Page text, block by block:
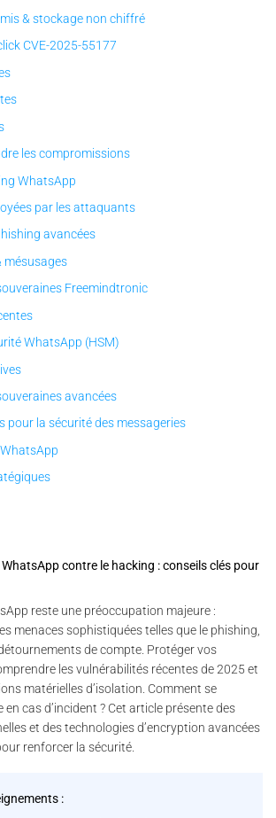
& stockage non chiffré
CVE-2025-55177
les compromissions
WhatsApp
par les attaquants
avancées
mésusages
Freemindtronic
WhatsApp (HSM)
avancées
pour la sécurité des messageries
contre le hacking : conseils clés pour
reste une préoccupation majeure :
menaces sophistiquées telles que le phishing,
de compte. Protéger vos
les vulnérabilités récentes de 2025 et
matérielles d’isolation. Comment se
cas d’incident ? Cet article présente des
et des technologies d’encryption avancées
renforcer la sécurité.
: